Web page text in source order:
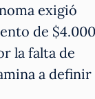
exigió
de
la falta de
a definir